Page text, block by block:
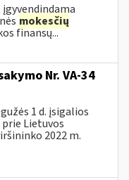
mokesčių
finansų...
Nr. VA-34
1 d. įsigalios
Lietuvos
2022 m.